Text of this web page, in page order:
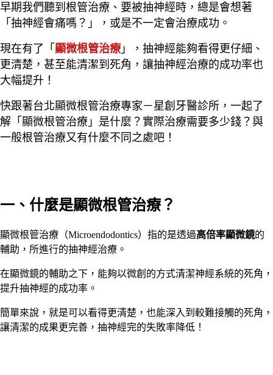
早期我們聽到根管治療、要被抽神經時，總是會想著
「抽神經會痛嗎？」，或是不一定會治療成功。
現在有了「 顯微根管治療」，抽神經能夠看得更仔細、
更清楚，甚至能清潔到死角，讓抽神經治療的成功率也
大幅提升！
快跟著台北顯微根管治療專家－星創牙醫診所，一起了
解「顯微根管治療」是什麼？實際治療需要多少錢？與
一般根管治療又有什麼不同之處吧！
一、什麼是顯微根管治療？
顯微根管治療（Microendodontics）指的是透過高倍率顯微鏡的
輔助，所進行的抽神經治療。
在顯微鏡的輔助之下，能夠以微創的方式清潔神經系統的死角，
提升抽神經的成功率。
簡單來說，就是可以看得更清楚，也能深入到較難接觸的死角，
讓清潔的成果更完善，抽神經完的失敗率降低！